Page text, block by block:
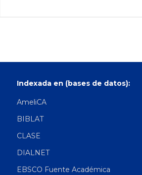
Indexada en (bases de datos):
AmeliCA
BIBLAT
CLASE
DIALNET
EBSCO Fuente Académica